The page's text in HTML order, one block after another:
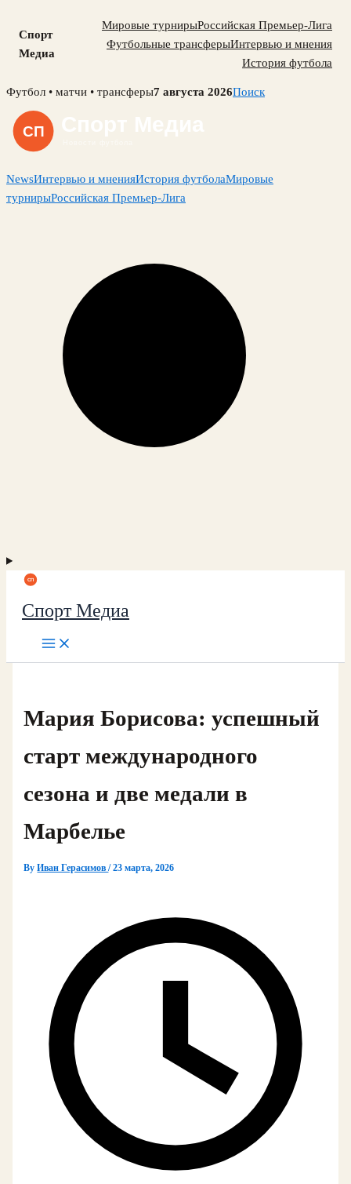
Спорт
Медиа
Мировые турнирыРоссийская Премьер-Лига
Футбольные трансферыИнтервью и мнения
История футбола
Skip
content
Футбол • матчи • трансферы7 августа 2026Поиск
NewsИнтервью и мненияИстория футболаМировые
турнирыРоссийская Премьер-Лига
Спорт Медиа
Мария Борисова: успешный
старт международного
сезона и две медали в
Марбелье
ByИван Герасимов/23 марта, 2026